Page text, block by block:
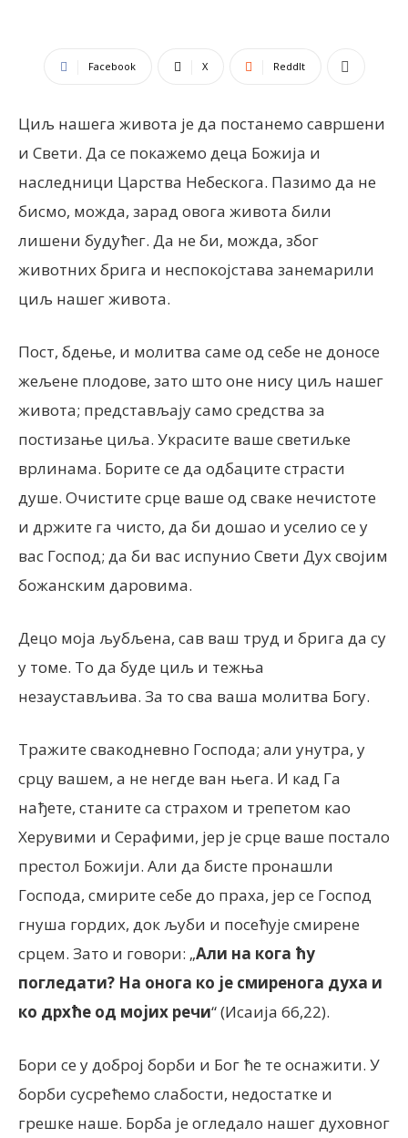
Facebook X ReddIt
Циљ нашега живота је да постанемо савршени
и Свети. Да се покажемо деца Божија и
наследници Царства Небескога. Пазимо да не
бисмо, можда, зарад овога живота били
лишени будућег. Да не би, можда, због
животних брига и неспокојстава занемарили
циљ нашег живота.
Пост, бдење, и молитва саме од себе не доносе
жељене плодове, зато што оне нису циљ нашег
живота; представљају само средства за
постизање циља. Украсите ваше светиљке
врлинама. Борите се да одбаците страсти
душе. Очистите срце ваше од сваке нечистоте
и држите га чисто, да би дошао и уселио се у
вас Господ; да би вас испунио Свети Дух својим
божанским даровима.
Децо моја љубљена, сав ваш труд и брига да су
у томе. То да буде циљ и тежња
незаустављива. За то сва ваша молитва Богу.
Тражите свакодневно Господа; али унутра, у
срцу вашем, а не негде ван њега. И кад Га
нађете, станите са страхом и трепетом као
Херувими и Серафими, јер је срце ваше постало
престол Божији. Али да бисте пронашли
Господа, смирите себе до праха, јер се Господ
гнуша гордих, док љуби и посећује смирене
срцем. Зато и говори: „Али на кога ћу
погледати? На онога ко је смиренога духа и
ко дрхће од мојих речи“ (Исаија 66,22).
Бори се у доброј борби и Бог ће те оснажити. У
борби сусрећемо слабости, недостатке и
грешке наше. Борба је огледало нашег духовног